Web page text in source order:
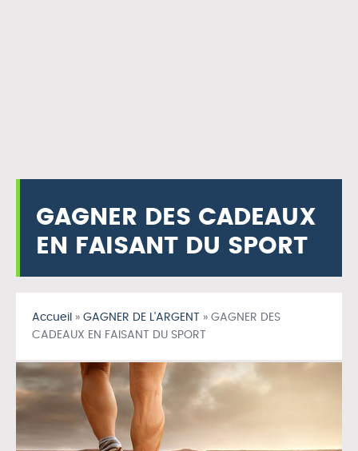
GAGNER DES CADEAUX
EN FAISANT DU SPORT
Accueil » GAGNER DE L'ARGENT » GAGNER DES
CADEAUX EN FAISANT DU SPORT